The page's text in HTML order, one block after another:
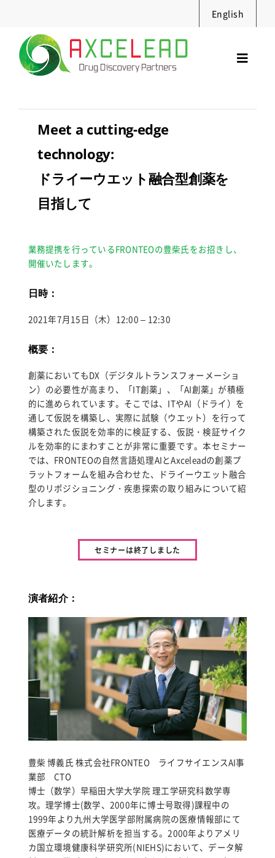
content
English
Search
Meet a cutting-edge
technology:
ドライーウエット融合型創薬を
目指して
業務提携を行っているFRONTEOの豊柴氏をお招きし、
開催いたします。
日時：
2021年7月15日（木）12:00 – 12:30
概要：
創薬においてもDX（デジタルトランスフォーメーショ
ン）の必要性が高まり、「IT創薬」、「AI創薬」が積極
的に進められています。そこでは、ITやAI（ドライ）を
通して仮説を構築し、実際に試験（ウエット）を行って
構築された仮説を効率的に検証する、仮説・検証サイク
ルを効率的にまわすことが非常に重要です。本セミナー
では、FRONTEOの自然言語処理AIとAxceleadの創薬プ
ラットフォームを組み合わせた、ドライーウエット融合
型のリポジショニング・疾患探索の取り組みについて紹
介します。
セミナーは終了しました
演者紹介：
豊柴 博義氏 株式会社FRONTEO ライフサイエンスAI事
業部 CTO
博士（数学）早稲田大学大学院 理工学研究科数学専
攻。理学博士(数学、2000年に博士号取得)課程中の
1999年より九州大学医学部附属病院の医療情報部にて
医療データの統計解析を担当する。2000年よりアメリ
カ国立環境健康科学研究所(NIEHS)において、データ解